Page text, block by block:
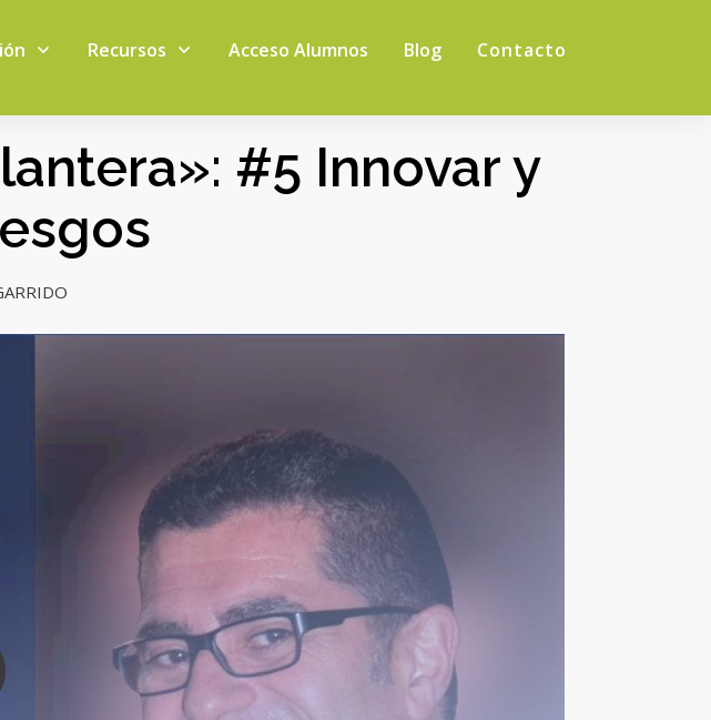
Recursos Acceso Alumnos Blog Contacto
#5 Innovar y